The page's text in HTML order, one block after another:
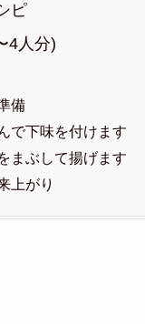
ピ
4人分)
備
で下味を付けます
まぶして揚げます
上がり